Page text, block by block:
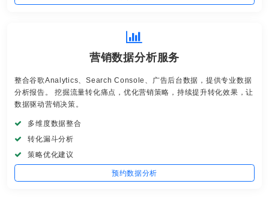
营销数据分析服务
整合谷歌Analytics、Search Console、广告后台数据，提供专业数据
分析报告。 挖掘流量转化痛点，优化营销策略，持续提升转化效果，让
数据驱动营销决策。
多维度数据整合
转化漏斗分析
策略优化建议
预约数据分析